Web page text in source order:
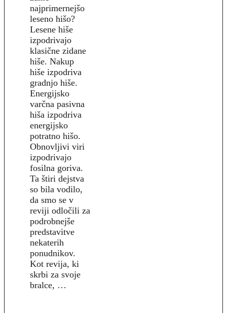
najprimernejšo
leseno hišo?
Lesene hiše
izpodrivajo
klasične zidane
hiše. Nakup
hiše izpodriva
gradnjo hiše.
Energijsko
varčna pasivna
hiša izpodriva
energijsko
potratno hišo.
Obnovljivi viri
izpodrivajo
fosilna goriva.
Ta štiri dejstva
so bila vodilo,
da smo se v
reviji odločili za
podrobnejše
predstavitve
nekaterih
ponudnikov.
Kot revija, ki
skrbi za svoje
bralce, …